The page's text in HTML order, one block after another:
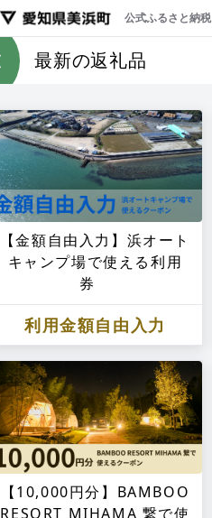
公式ふるさと納税
最新の返礼品
【金額自由入力】浜オート
キャンプ場で使える利用
券
利用金額自由入力
【10,000円分】BAMBOO
RESORT MIHAMA 繋で使